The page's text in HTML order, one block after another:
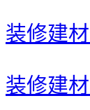
装修建
装修建